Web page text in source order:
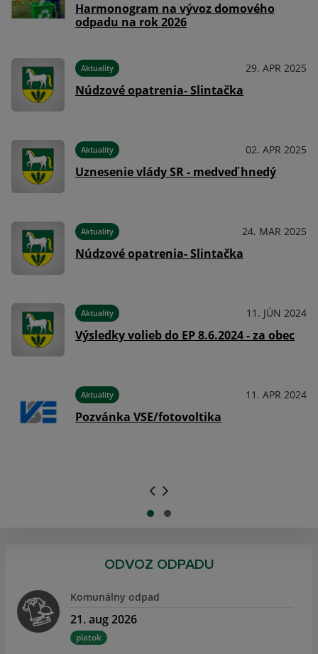
Harmonogram na vývoz domového
odpadu na rok 2026
Aktuality 29. APR 2025
Núdzové opatrenia- Slintačka
Aktuality 02. APR 2025
Uznesenie vlády SR - medveď hnedý
Aktuality 24. MAR 2025
Núdzové opatrenia- Slintačka
Aktuality 11. JÚN 2024
Výsledky volieb do EP 8.6.2024 - za obec
Aktuality 11. APR 2024
Pozvánka VSE/fotovoltika
ODVOZ ODPADU
Komunálny odpad
21. aug 2026
piatok